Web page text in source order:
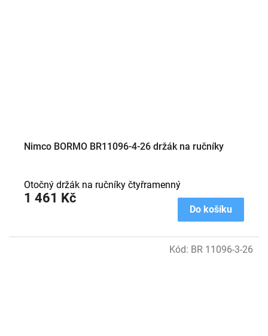
Nimco BORMO BR11096-4-26 držák na ručníky
1 461 Kč
Do košíku
Otočný držák na ručníky čtyřramenný
Kód: BR 11096-3-26